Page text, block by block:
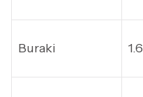
Buraki 1.6